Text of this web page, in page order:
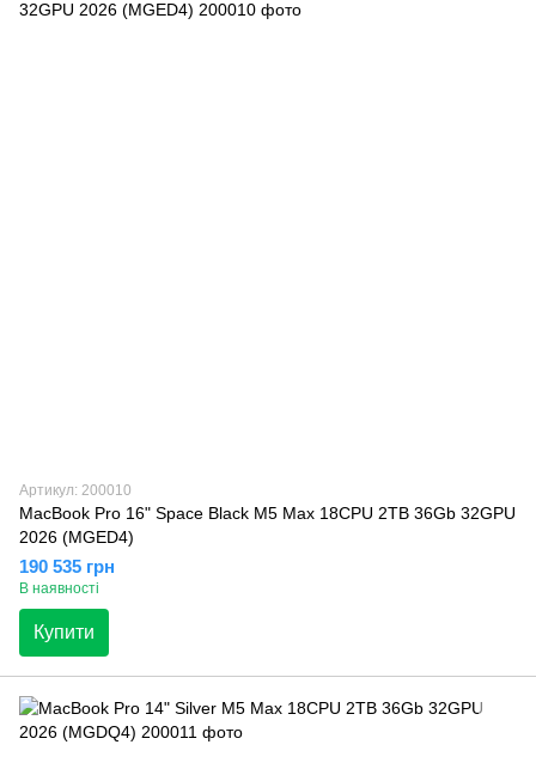
Артикул: 200010
MacBook Pro 16" Space Black M5 Max 18CPU 2TB 36Gb 32GPU
2026 (MGED4)
190 535 грн
В наявності
Купити